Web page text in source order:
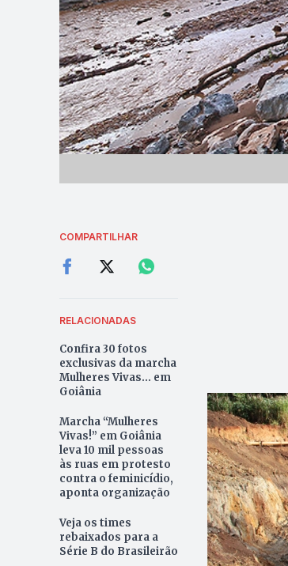
COMPARTILHAR
RELACIONADAS
Confira 30 fotos
exclusivas da marcha
Mulheres Vivas... em
Goiânia
Marcha “Mulheres
Vivas!” em Goiânia
leva 10 mil pessoas
às ruas em protesto
contra o feminicídio,
aponta organização
Veja os times
rebaixados para a
Série B do Brasileirão